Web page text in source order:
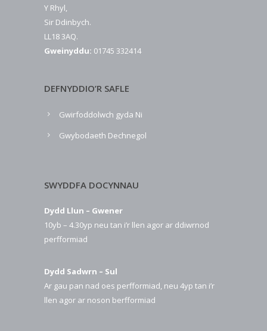
Y Rhyl,
Sir Ddinbych.
LL18 3AQ.
Gweinyddu: 01745 332414
DEFNYDDIO’R SAFLE
Gwirfoddolwch gyda Ni
Gwybodaeth Dechnegol
SWYDDFA DOCYNNAU
Dydd Llun – Gwener
10yb – 4.30yp neu tan i’r llen agor ar ddiwrnod
perfformiad
Dydd Sadwrn – Sul
Ar gau pan nad oes perfformiad, neu 4yp tan i’r
llen agor ar noson berfformiad